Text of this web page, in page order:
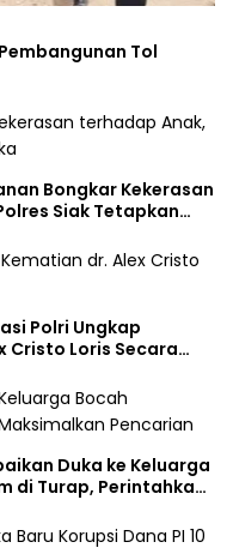
Tol
Bongkar Kekerasan
Siak Tetapkan
Polri Ungkap
Cristo Loris Secara
Duka ke Keluarga
di Turap, Perintahkan